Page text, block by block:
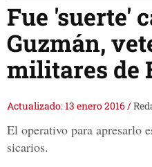
Fue 'suerte'
Guzmán,
militares de
Actualizado: 13 enero 2016/
El operativo para apresarlo
sicarios.